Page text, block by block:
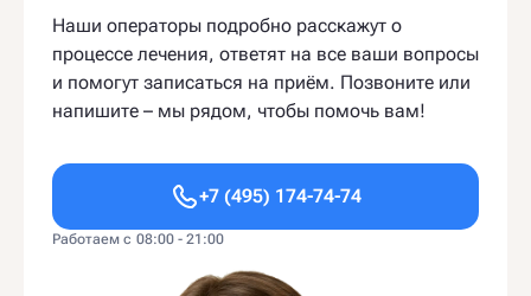
Наши операторы подробно расскажут о
процессе лечения, ответят на все ваши вопросы
и помогут записаться на приём. Позвоните или
напишите – мы рядом, чтобы помочь вам!
+7 (495) 174-74-74
Работаем с 08:00 - 21:00